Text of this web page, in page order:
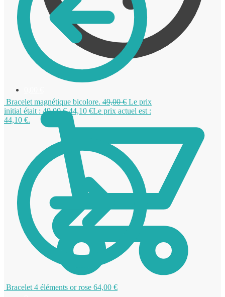
Bracelet magnétique bicolore. 49,00€ Le prix
initial était : 49,00 €.44,10 €Le prix actuel est :
44,10 €.
Bracelet 4 éléments or rose 64,00 €